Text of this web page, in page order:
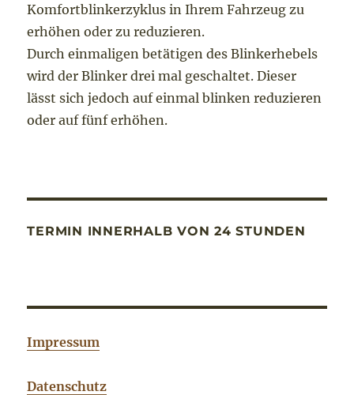
Komfortblinkerzyklus in Ihrem Fahrzeug zu
erhöhen oder zu reduzieren.
Durch einmaligen betätigen des Blinkerhebels
wird der Blinker drei mal geschaltet. Dieser
lässt sich jedoch auf einmal blinken reduzieren
oder auf fünf erhöhen.
TERMIN INNERHALB VON 24 STUNDEN
Impressum
Datenschutz